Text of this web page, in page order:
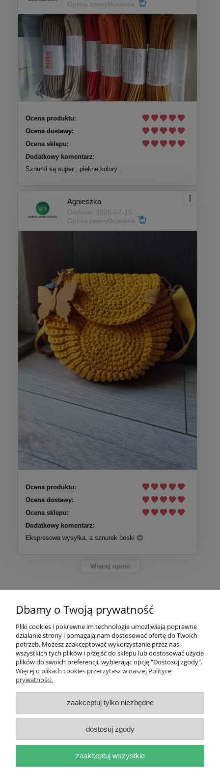
Opinia zweryfikowana
Ocena produktu:
Ocena dostawy:
Ocena sklepu:
Dodatkowy komentarz:
Sznurki są super , piekne kolory .
Agnieszka
Dodano: 2026-07-15
Opinia zweryfikowana
Ocena produktu:
Ocena dostawy:
Ocena sklepu:
Dodatkowy komentarz:
Ekspresowa wysyłka, a sznurek boski 😊
Więcej opinii
Moje konto
Płatności i dostawa
Informacje
O nas
pokaż pełną wersję strony
Sklep internetowy Shoper.pl
Dbamy o Twoją prywatność
Pliki cookies i pokrewne im technologie umożliwiają poprawne
działanie strony i pomagają nam dostosować ofertę do Twoich
potrzeb. Możesz zaakceptować wykorzystanie przez nas
wszystkich tych plików i przejść do sklepu lub dostosować użycie
plików do swoich preferencji, wybierając opcję "Dostosuj zgody".
Więcej o plikach cookies przeczytasz w naszej Polityce
prywatności.
zaakceptuj tylko niezbędne
dostosuj zgody
zaakceptuj wszystkie